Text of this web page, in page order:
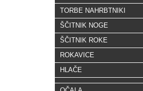
TORBE NAHRBTNIKI
ŠČITNIK NOGE
ŠČITNIK ROKE
ROKAVICE
HLAČE